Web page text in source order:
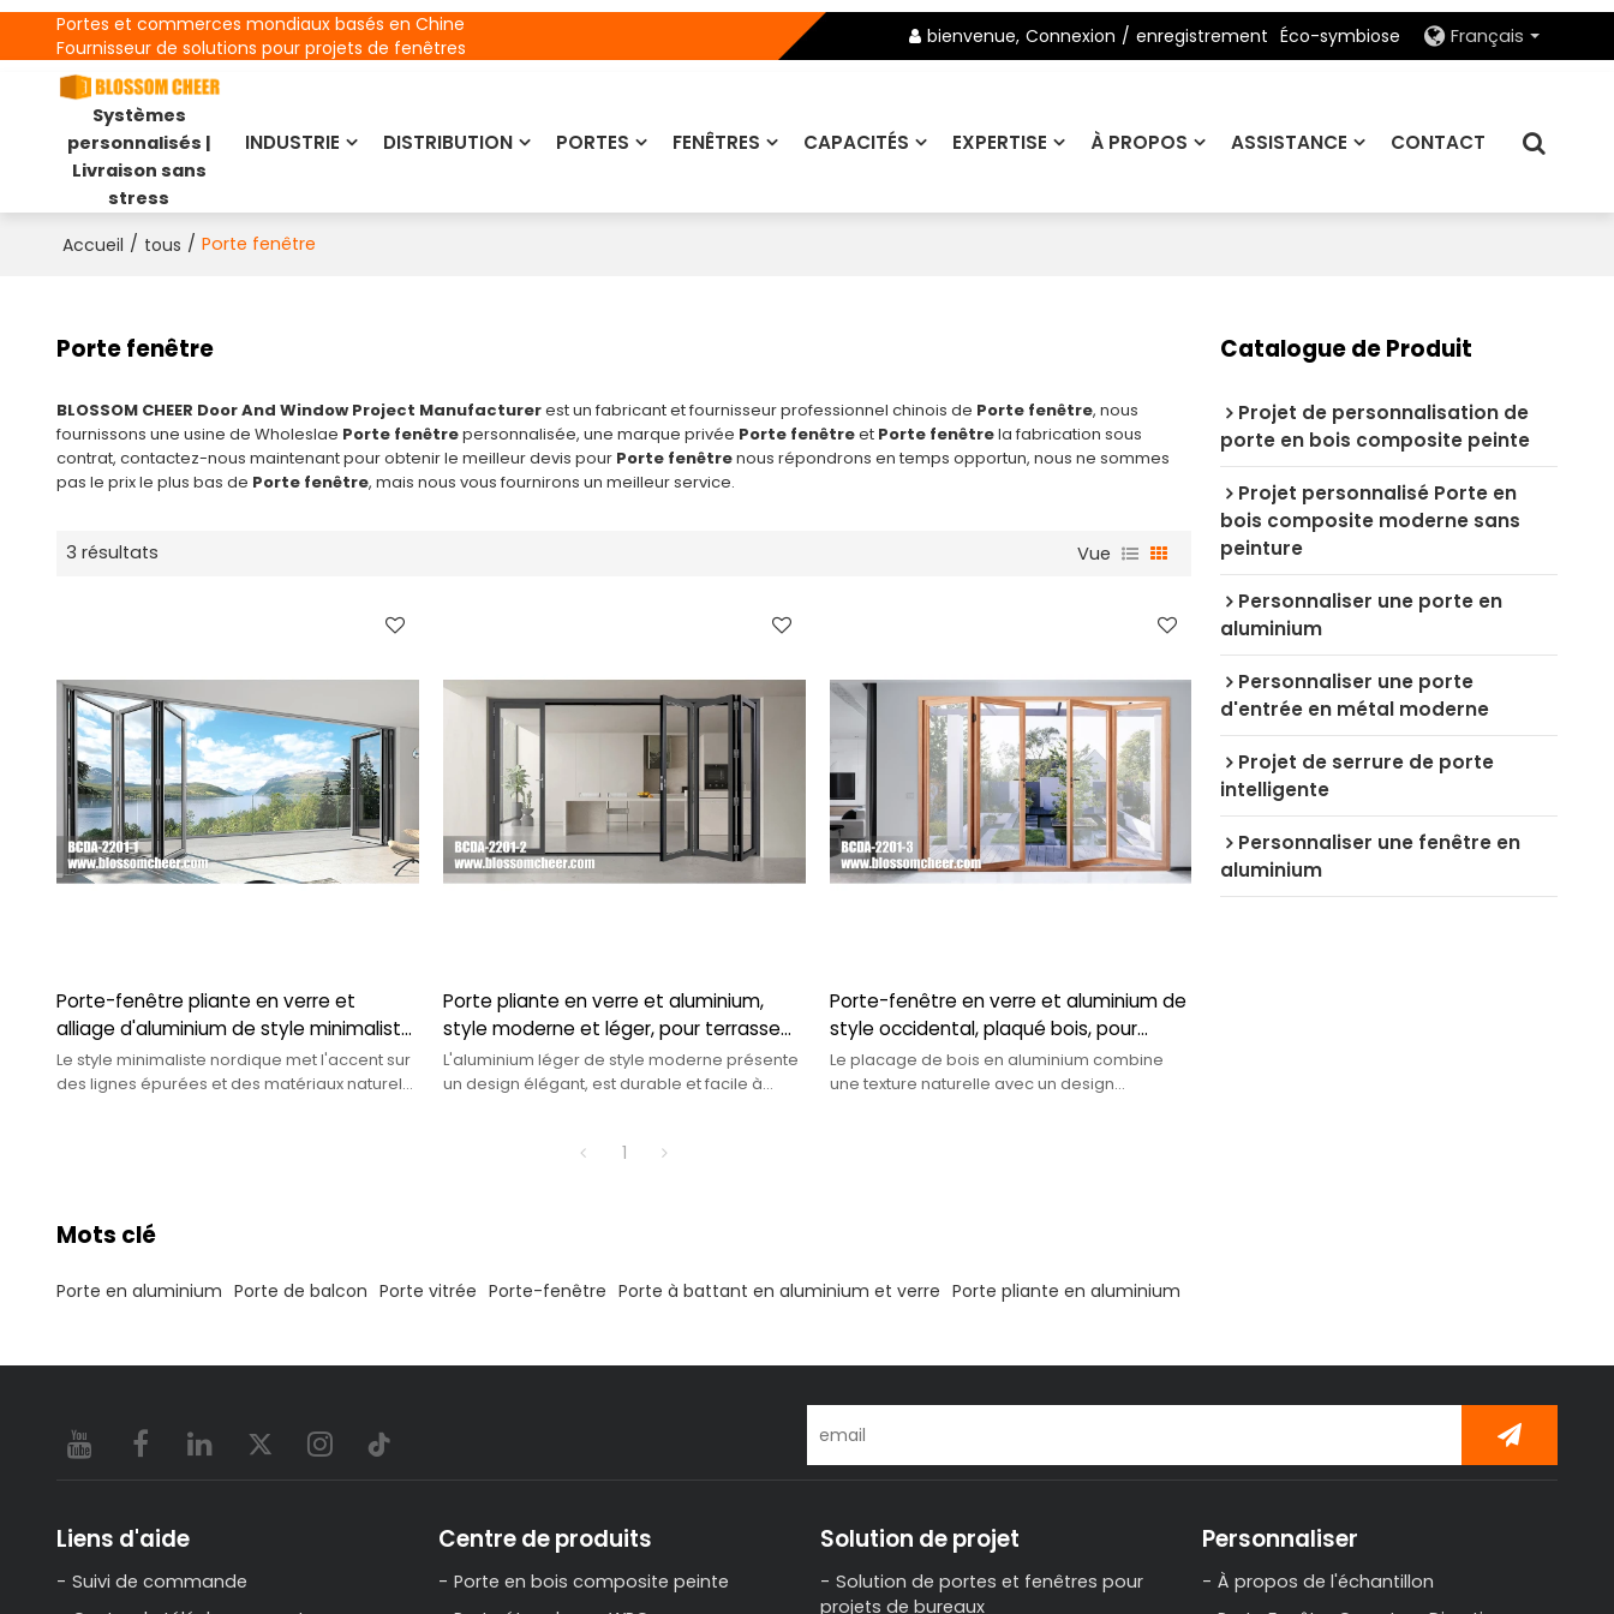
Portes et commerces mondiaux basés en Chine
Fournisseur de solutions pour projets de fenêtres
bienvenue, Connexion / enregistrement Éco-symbiose Français
Systèmes
personnalisés |
Livraison sans
stress
INDUSTRIE DISTRIBUTION PORTES FENÊTRES CAPACITÉS EXPERTISE À PROPOS ASSISTANCE CONTACT
Accueil / tous / Porte fenêtre
Porte fenêtre
BLOSSOM CHEER Door And Window Project Manufacturerest un fabricant et fournisseur professionnel chinois de Porte fenêtre, nous
fournissons une usine de Wholeslae Porte fenêtrepersonnalisée, une marque privée Porte fenêtreet Porte fenêtrela fabrication sous
contrat, contactez-nous maintenant pour obtenir le meilleur devis pour Porte fenêtrenous répondrons en temps opportun, nous ne sommes
pas le prix le plus bas de Porte fenêtre, mais nous vous fournirons un meilleur service.
3 résultats Vue
Porte-fenêtre pliante en verre et
alliage d'aluminium de style minimaliste
nordique pour projet hôtelier
Le style minimaliste nordique met l'accent sur
des lignes épurées et des matériaux naturels,
Porte pliante en verre et aluminium,
style moderne et léger, pour terrasse
et appartement
L'aluminium léger de style moderne présente
un design élégant, est durable et facile à
Porte-fenêtre en verre et aluminium de
style occidental, plaqué bois, pour
projet de villa
Le placage de bois en aluminium combine
une texture naturelle avec un design
1
Mots clé
Porte en aluminium Porte de balcon Porte vitrée Porte-fenêtre Porte à battant en aluminium et verre Porte pliante en aluminium
Catalogue de Produit
Projet de personnalisation de
porte en bois composite peinte
Projet personnalisé Porte en
bois composite moderne sans
peinture
Personnaliser une porte en
aluminium
Personnaliser une porte
d'entrée en métal moderne
Projet de serrure de porte
intelligente
Personnaliser une fenêtre en
aluminium
Liens d'aide
Suivi de commande
Centre de produits
Porte en bois composite peinte
Solution de projet
Solution de portes et fenêtres pour
projets de bureaux
Personnaliser
À propos de l'échantillon